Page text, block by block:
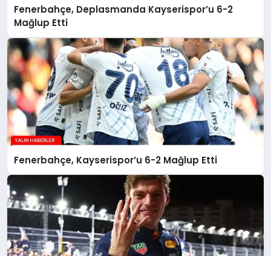
Fenerbahçe, Deplasmanda Kayserispor’u 6-2
Mağlup Etti
Fenerbahçe, Kayserispor’u 6-2 Mağlup Etti